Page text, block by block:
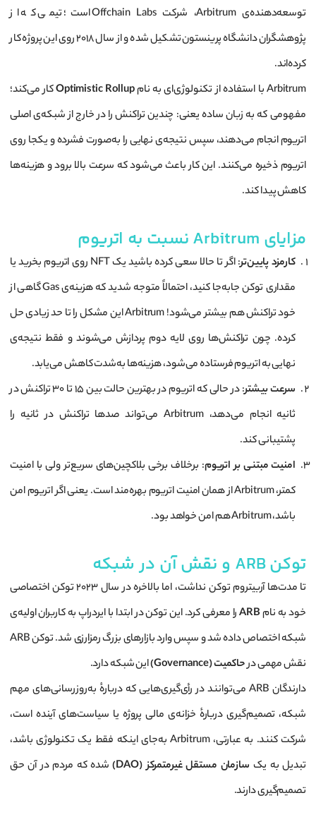
توسعه‌دهنده‌ی Arbitrum، شرکت Offchain Labs است؛ تیمی که از
پژوهشگران دانشگاه پرینستون تشکیل شده و از سال ۲۰۱۸ روی این پروژه کار
کرده‌اند.
Arbitrum با استفاده از تکنولوژی‌ای به نام
Optimistic Rollupکار می‌کند؛
مفهومی که به زبان ساده یعنی: چندین تراکنش را در خارج از شبکه‌ی اصلی
اتریوم انجام می‌دهند، سپس نتیجه‌ی نهایی را به‌صورت فشرده و یکجا روی
اتریوم ذخیره می‌کنند. این کار باعث می‌شود که سرعت بالا برود و هزینه‌ها
کاهش پیدا کند.
مزایای Arbitrum نسبت به اتریوم
کارمزد پایین‌تر
: اگر تا حالا سعی کرده باشید یک NFT روی اتریوم بخرید یا
مقداری توکن جابه‌جا کنید، احتمالاً متوجه شدید که هزینه‌ی Gas گاهی از
خود تراکنش هم بیشتر می‌شود! Arbitrum این مشکل را تا حد زیادی حل
کرده. چون تراکنش‌ها روی لایه دوم پردازش می‌شوند و فقط نتیجه‌ی
نهایی به اتریوم فرستاده می‌شود، هزینه‌ها به‌شدت کاهش می‌یابد.
سرعت بیشتر
: در حالی که اتریوم در بهترین حالت بین ۱۵ تا ۳۰ تراکنش در
ثانیه انجام می‌دهد، Arbitrum می‌تواند صدها تراکنش در ثانیه را
پشتیبانی کند.
امنیت مبتنی بر اتریوم: برخلاف برخی بلاکچین‌های سریع‌تر ولی با امنیت
کمتر، Arbitrum از همان امنیت اتریوم بهره‌مند است. یعنی اگر اتریوم امن
باشد، Arbitrum هم امن خواهد بود.
توکن ARB و نقش آن در شبکه
تا مدت‌ها آربیتروم توکن نداشت، اما بالاخره در سال ۲۰۲۳ توکن اختصاصی
خود به نامARBرا معرفی کرد. این توکن در ابتدا با ایردراپ به کاربران اولیه‌ی
شبکه اختصاص داده شد و سپس وارد بازارهای بزرگ رمزارزی شد. توکن ARB
نقش مهمی درحاکمیت (Governance)
این شبکه دارد.
دارندگان ARB می‌توانند در رأی‌گیری‌هایی که دربارهٔ به‌روزرسانی‌های مهم
شبکه، تصمیم‌گیری دربارهٔ خزانه‌ی مالی پروژه یا سیاست‌های آینده است،
شرکت کنند. به عبارتی، Arbitrum به‌جای اینکه فقط یک تکنولوژی باشد،
تبدیل به یک سازمان مستقل غیرمتمرکز (DAO)
شده که مردم در آن حق
تصمیم‌گیری دارند.